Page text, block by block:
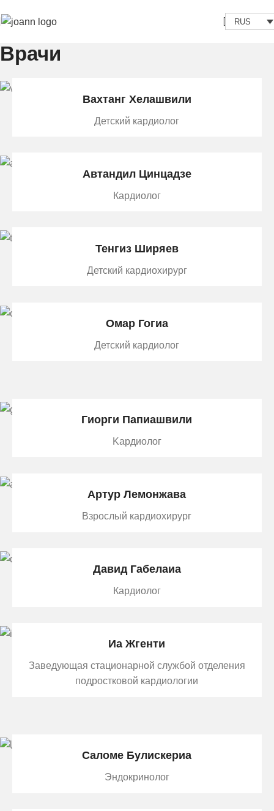
RUS
Врачи
Вахтанг Хелашвили
Детский кардиолог
Автандил Цинцадзе
Кардиолог
Тенгиз Ширяев
Детский кардиохирург
Омар Гогиа
Детский кардиолог
Гиорги Папиашвили
Kардиолог
Артур Лемонжава
Взрослый кардиохирург
Давид Габелаиа
Кардиолог
Иа Жгенти
Заведующая стационарной службой отделения
подростковой кардиологии
Саломе Булискериa
Эндокринолог